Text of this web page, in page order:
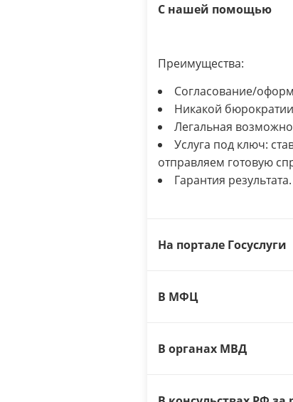
С нашей помощью
Преимущества:
Согласование/
Никакой
Легальная
Услуга под ключ:
отправляем готовую
Гарантия
На портале Госуслуги
В МФЦ
В органах МВД